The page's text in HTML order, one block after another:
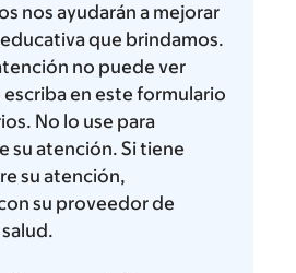
nos ayudarán a mejorar
que brindamos.
no puede ver
escriba en este formulario
No lo use para
su atención. Si tiene
su atención,
su proveedor de